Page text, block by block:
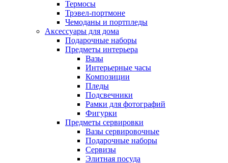
Термосы
Трэвел-портмоне
Чемоданы и портпледы
Аксессуары для дома
Подарочные наборы
Предметы интерьера
Вазы
Интерьерные часы
Композиции
Пледы
Подсвечники
Рамки для фотографий
Фигурки
Предметы сервировки
Вазы сервировочные
Подарочные наборы
Сервизы
Элитная посуда